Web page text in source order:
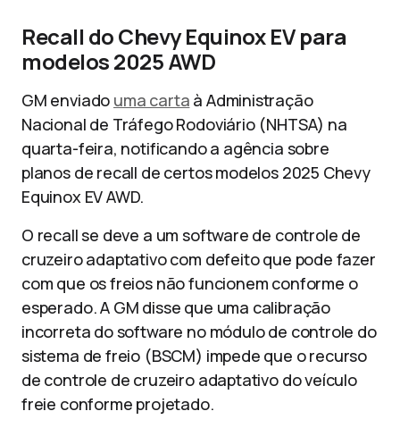
Recall do Chevy Equinox EV para
modelos 2025 AWD
GM enviado uma carta à Administração
Nacional de Tráfego Rodoviário (NHTSA) na
quarta-feira, notificando a agência sobre
planos de recall de certos modelos 2025 Chevy
Equinox EV AWD.
O recall se deve a um software de controle de
cruzeiro adaptativo com defeito que pode fazer
com que os freios não funcionem conforme o
esperado. A GM disse que uma calibração
incorreta do software no módulo de controle do
sistema de freio (BSCM) impede que o recurso
de controle de cruzeiro adaptativo do veículo
freie conforme projetado.